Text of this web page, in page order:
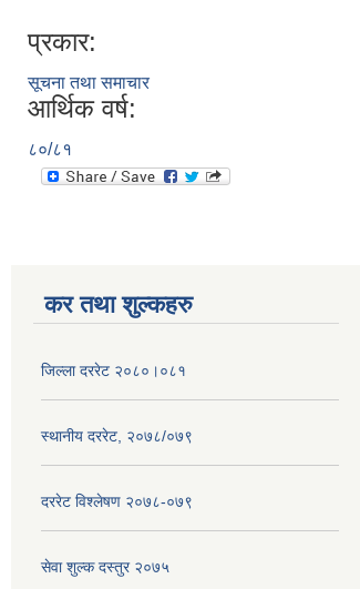
प्रकार:
सूचना तथा समाचार
आर्थिक वर्ष:
८०/८१
कर तथा शुल्कहरु
जिल्ला दररेट २०८०।०८१
स्थानीय दररेट, २०७८/०७९
दररेट विश्लेषण २०७८-०७९
सेवा शुल्क दस्तुर २०७५